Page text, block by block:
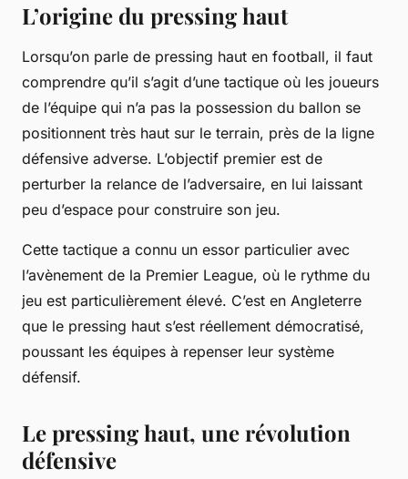
L’origine du pressing haut
Lorsqu’on parle de pressing haut en football, il faut
comprendre qu’il s’agit d’une tactique où les joueurs
de l’équipe qui n’a pas la possession du ballon se
positionnent très haut sur le terrain, près de la ligne
défensive adverse. L’objectif premier est de
perturber la relance de l’adversaire, en lui laissant
peu d’espace pour construire son jeu.
Cette tactique a connu un essor particulier avec
l’avènement de la Premier League, où le rythme du
jeu est particulièrement élevé. C’est en Angleterre
que le pressing haut s’est réellement démocratisé,
poussant les équipes à repenser leur système
défensif.
Le pressing haut, une révolution
défensive